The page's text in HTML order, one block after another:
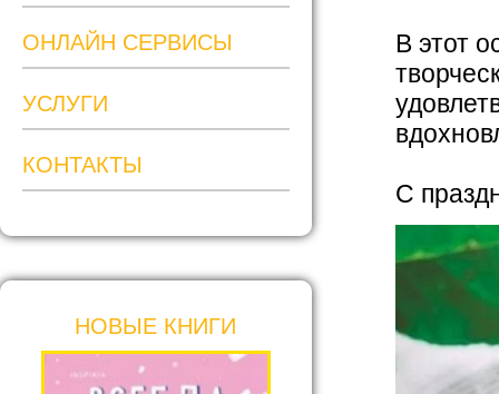
ОНЛАЙН СЕРВИСЫ
УСЛУГИ
КОНТАКТЫ
НОВЫЕ КНИГИ
В этот
С